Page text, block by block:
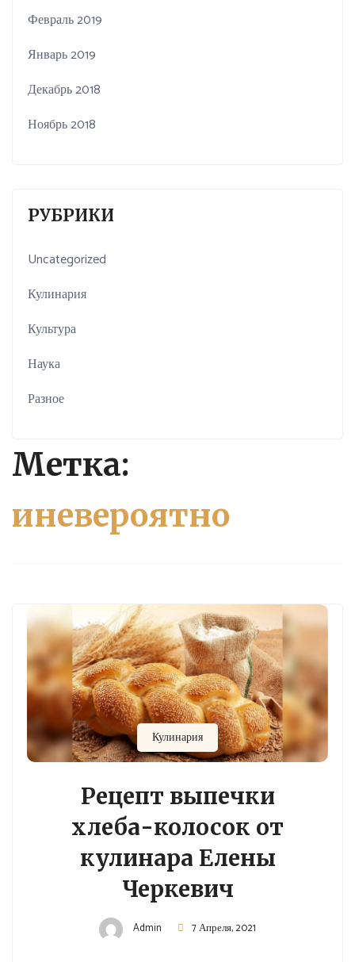
Метка:
иневероятно
Кулинария
Рецепт выпечки
хлеба-колосок от
кулинара Елены
Черкевич
Admin 7 Апреля, 2021
Февраль 2019
Январь 2019
Декабрь 2018
Ноябрь 2018
РУБРИКИ
Uncategorized
Кулинария
Культура
Наука
Разное